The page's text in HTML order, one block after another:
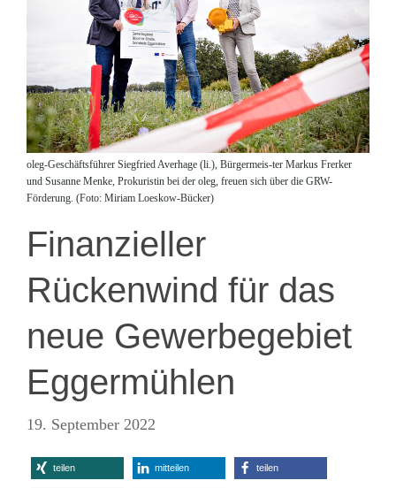
oleg-Geschäftsführer Siegfried Averhage (li.), Bürgermeis-ter Markus Frerker
und Susanne Menke, Prokuristin bei der oleg, freuen sich über die GRW-
Förderung. (Foto: Miriam Loeskow-Bücker)
Finanzieller
Rückenwind für das
neue Gewerbegebiet
Eggermühlen
19. September 2022
teilen mitteilen teilen